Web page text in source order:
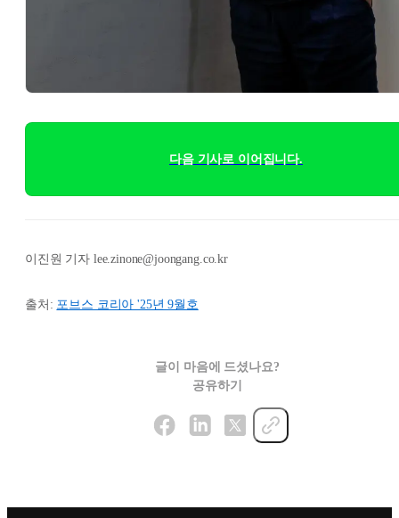
다음 기사로 이어집니다.
이진원 기자 lee.zinone@joongang.co.kr
출처: 포브스 코리아 '25년 9월호
글이 마음에 드셨나요?
공유하기